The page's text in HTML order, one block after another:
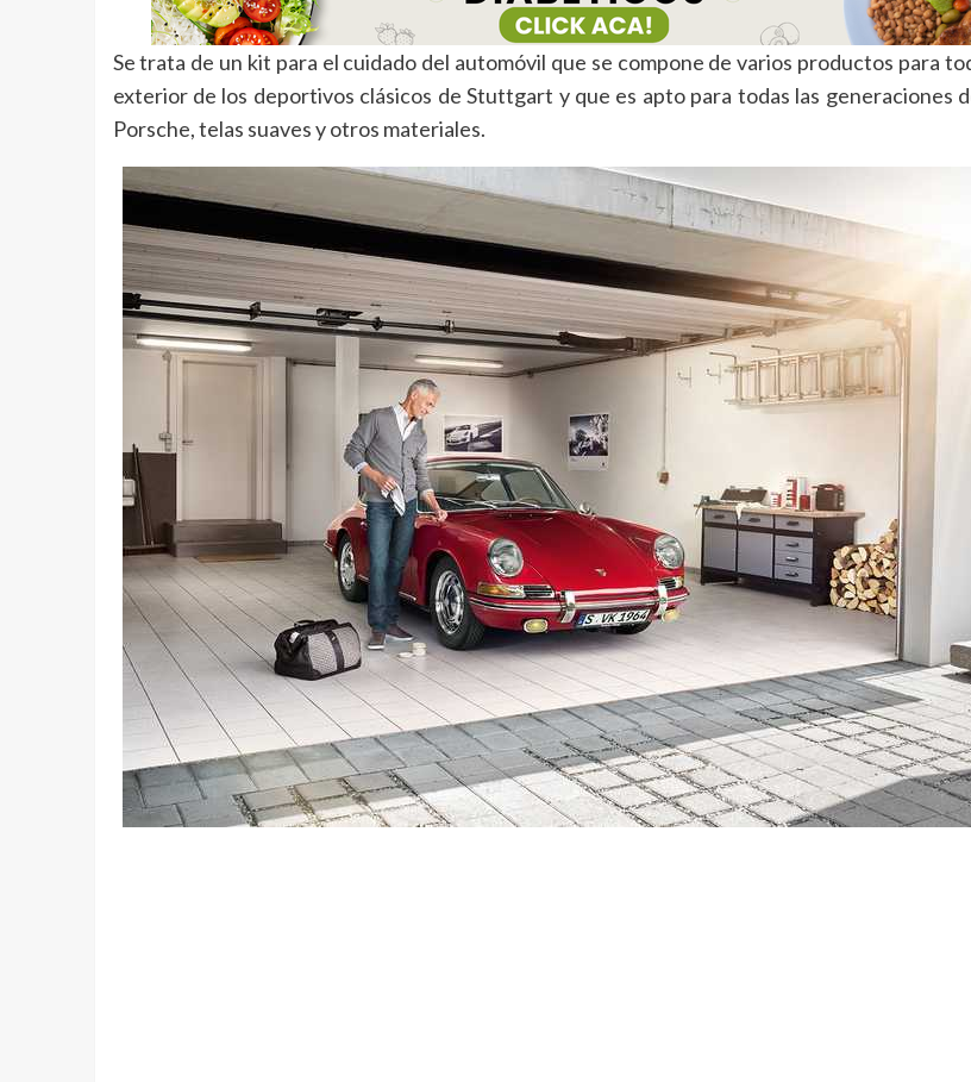
Se trata de un kit para el cuidado del automóvil que se compone de varios productos para
exterior de los deportivos clásicos de Stuttgart y que es apto para todas las generaciones
Porsche, telas suaves y otros materiales.